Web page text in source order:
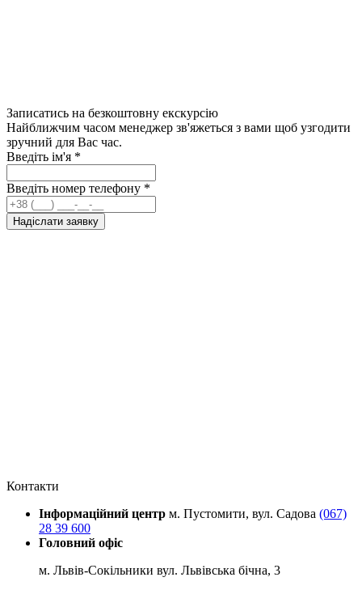
Записатись на безкоштовну екскурсію
Найближчим часом менеджер зв'яжеться з вами щоб узгодити
зручний для Вас час.
Введіть ім'я *
Введіть номер телефону *
Надіслати заявку
Контакти
Інформаційний центр м. Пустомити, вул. Садова (067)
28 39 600
Головний офіс
м. Львів-Сокільники вул. Львівська бічна, 3